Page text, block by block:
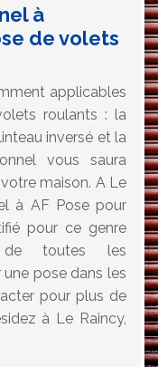
à
de volets
applicables
roulants : la
inversé et la
vous saura
maison. A Le
à AF Pose pour
pour ce genre
de toutes les
pose dans les
pour plus de
à Le Raincy,